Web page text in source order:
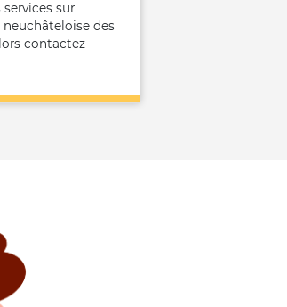
services sur
des
contactez-